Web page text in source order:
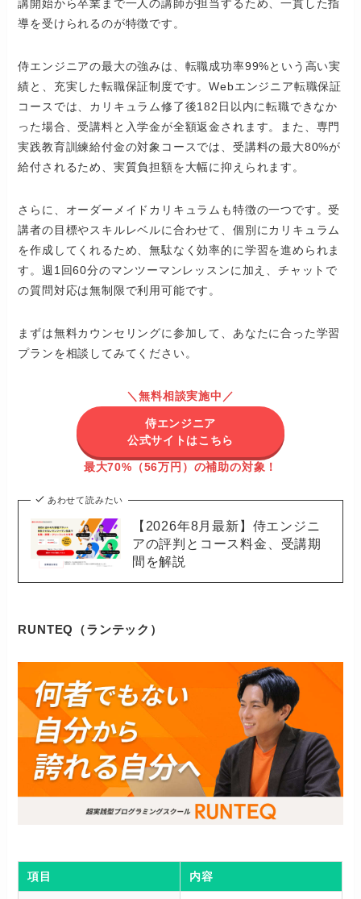
講開始から卒業まで一人の講師が担当するため、一貫した指
導を受けられるのが特徴です。
侍エンジニアの最大の強みは、転職成功率99%という高い実
績と、充実した転職保証制度です。Webエンジニア転職保証
コースでは、カリキュラム修了後182日以内に転職できなか
った場合、受講料と入学金が全額返金されます。また、専門
実践教育訓練給付金の対象コースでは、受講料の最大80%が
給付されるため、実質負担額を大幅に抑えられます。
さらに、オーダーメイドカリキュラムも特徴の一つです。受
講者の目標やスキルレベルに合わせて、個別にカリキュラム
を作成してくれるため、無駄なく効率的に学習を進められま
す。週1回60分のマンツーマンレッスンに加え、チャットで
の質問対応は無制限で利用可能です。
まずは無料カウンセリングに参加して、あなたに合った学習
プランを相談してみてください。
＼無料相談実施中／
侍エンジニア
公式サイトはこちら
最大70%（56万円）の補助の対象！
あわせて読みたい
【2026年8月最新】侍エンジニ
アの評判とコース料金、受講期
間を解説
RUNTEQ（ランテック）
項目 内容